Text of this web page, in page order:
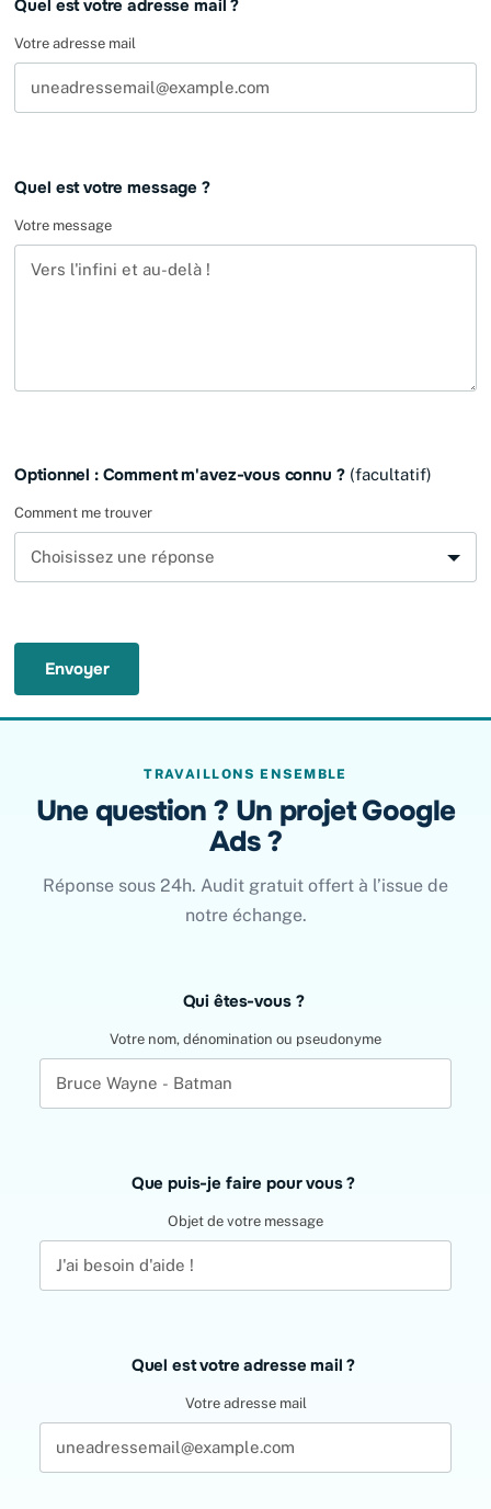
Quel est votre adresse mail ?
Votre adresse mail
Quel est votre message ?
Votre message
Optionnel : Comment m'avez-vous connu ? (facultatif)
Comment me trouver
Envoyer
TRAVAILLONS ENSEMBLE
Une question ? Un projet Google
Ads ?
Réponse sous 24h. Audit gratuit offert à l’issue de
notre échange.
blank
Qui êtes-vous ?
Votre nom, dénomination ou pseudonyme
Que puis-je faire pour vous ?
Objet de votre message
Quel est votre adresse mail ?
Votre adresse mail